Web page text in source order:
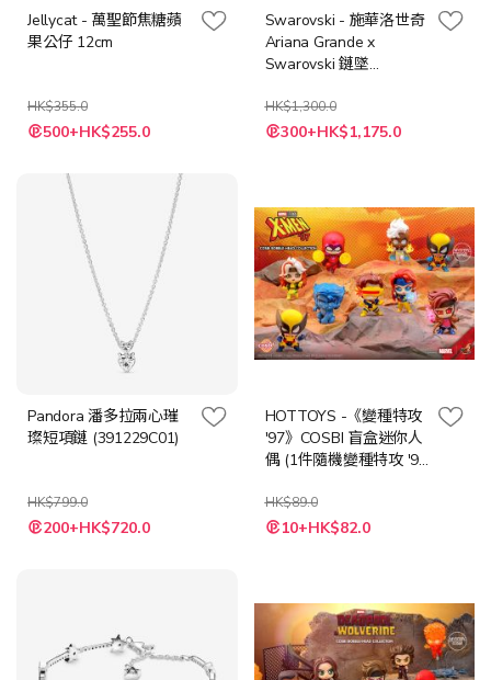
Jellycat - 萬聖節焦糖蘋
果公仔 12cm
HK$355.0
特
殊 500+HK$255.0
Swarovski - 施華洛世奇
Ariana Grande x
Swarovski 鏈墜
HK$1,300.0
特
殊 300+HK$1,175.0
Pandora 潘多拉兩心璀
璨短項鏈 (391229C01)
HK$799.0
特
殊 200+HK$720.0
HOTTOYS -《變種特攻
'97》COSBI 盲盒迷你人
偶 (1件隨機變種特攻 '97
HK$89.0
特
殊 10+HK$82.0